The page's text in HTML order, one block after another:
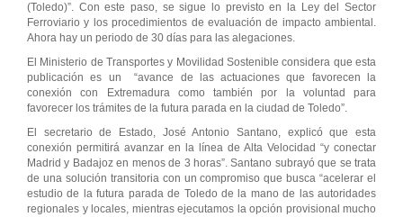
(Toledo)”. Con este paso, se sigue lo previsto en la Ley del Sector
Ferroviario y los procedimientos de evaluación de impacto ambiental.
Ahora hay un periodo de 30 días para las alegaciones.
El Ministerio de Transportes y Movilidad Sostenible considera que esta
publicación es un “avance de las actuaciones que favorecen la
conexión con Extremadura como también por la voluntad para
favorecer los trámites de la futura parada en la ciudad de Toledo”.
El secretario de Estado, José Antonio Santano, explicó que esta
conexión permitirá avanzar en la línea de Alta Velocidad “y conectar
Madrid y Badajoz en menos de 3 horas”. Santano subrayó que se trata
de una solución transitoria con un compromiso que busca “acelerar el
estudio de la futura parada de Toledo de la mano de las autoridades
regionales y locales, mientras ejecutamos la opción provisional mucho